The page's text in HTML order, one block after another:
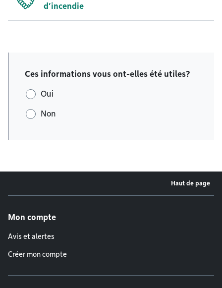
d’incendie
Ces informations vous ont-elles été utiles?
Oui
Non
Haut de page
Mon compte
Avis et alertes
Créer mon compte